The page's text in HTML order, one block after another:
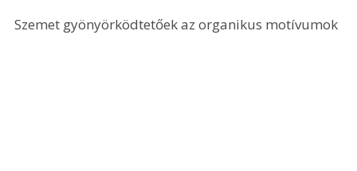
Szemet gyönyörködtetőek az organikus motívumok